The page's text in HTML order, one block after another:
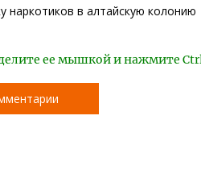
наркотиков в алтайскую колонию
ее мышкой и нажмите